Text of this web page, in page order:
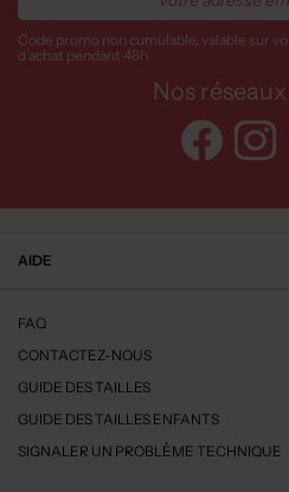
Code promo non cumulable, valable sur
d’achat pendant 48h
Nos réseaux
AIDE
FAQ
CONTACTEZ-NOUS
GUIDE DES TAILLES
GUIDE DES TAILLES ENFANTS
SIGNALER UN PROBLÈME TECHNIQUE